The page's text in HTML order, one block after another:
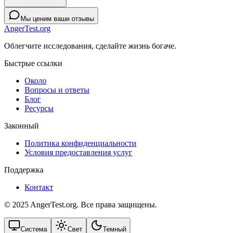
Мы ценим ваши отзывы
AngerTest.org
Облегчите исследования, сделайте жизнь богаче.
Быстрые ссылки
Около
Вопросы и ответы
Блог
Ресурсы
Законный
Политика конфиденциальности
Условия предоставления услуг
Поддержка
Контакт
© 2025 AngerTest.org. Все права защищены.
Система Свет Темный